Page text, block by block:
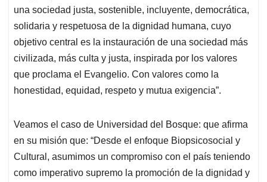
una sociedad justa, sostenible, incluyente, democrática,
solidaria y respetuosa de la dignidad humana, cuyo
objetivo central es la instauración de una sociedad más
civilizada, más culta y justa, inspirada por los valores
que proclama el Evangelio. Con valores como la
honestidad, equidad, respeto y mutua exigencia”.
Veamos el caso de Universidad del Bosque: que afirma
en su misión que: “Desde el enfoque Biopsicosocial y
Cultural, asumimos un compromiso con el país teniendo
como imperativo supremo la promoción de la dignidad y